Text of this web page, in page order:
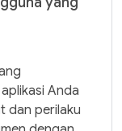
Anda
dan perilaku